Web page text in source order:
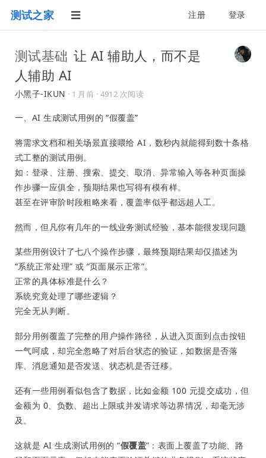
测试之家 注册 登录
测试基础 让 AI 辅助人，而不是
人辅助 AI
小黑子-IKUN · 1 月前 · 4912 次阅读
一、AI 生成测试用例的 “假覆盖”
将需求文档和相关场景直接喂给 AI，数秒内就能得到数十条格
式工整的测试用例。
如：登录、注册、搜索、提交、取消、异常输入等各种页面操
作步骤一应俱全，预期结果也写得有模有样。
甚至在评审阶时段粗略来看，覆盖率似乎都远超人工。
然而，但凡你有几年的一线业务测试经验，基本能很发现问题
某些用例设计了七八个操作步骤，最终预期结果却仅描述为
“系统正常处理” 或 “页面展示正常”。
正常的具体标准是什么？
系统究竟处理了哪些逻辑？
完全无从判断。
部分用例覆盖了完整的用户操作路径，从进入页面到点击按钮
一气呵成，却完全忽略了对后台状态的验证，如数据是否落
库、消息通知是否发送、状态机是否迁移。
还有一些用例看似包含了数据，比如金额 100 元提交成功，但
金额为 0、负数、超出上限或并发请求等边界情况，却毫无涉
及。
这就是 AI 生成测试用例的 “假覆盖”：表面上覆盖了功能、路